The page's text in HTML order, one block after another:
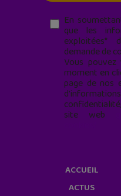
En
que les
demande de
Vous
moment en
page de nos
site web
ACCUEIL
ACTUS